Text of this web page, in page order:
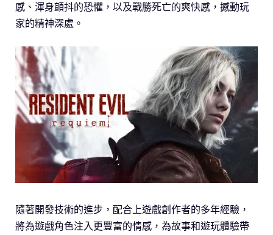
感、渾身顫抖的恐懼，以及戰勝死亡的爽快感，撼動玩
家的精神深處。
隨著開發技術的進步，配合上遊戲創作者的多年經驗，
將為遊戲角色注入更豐富的情感，為故事和遊玩體驗帶